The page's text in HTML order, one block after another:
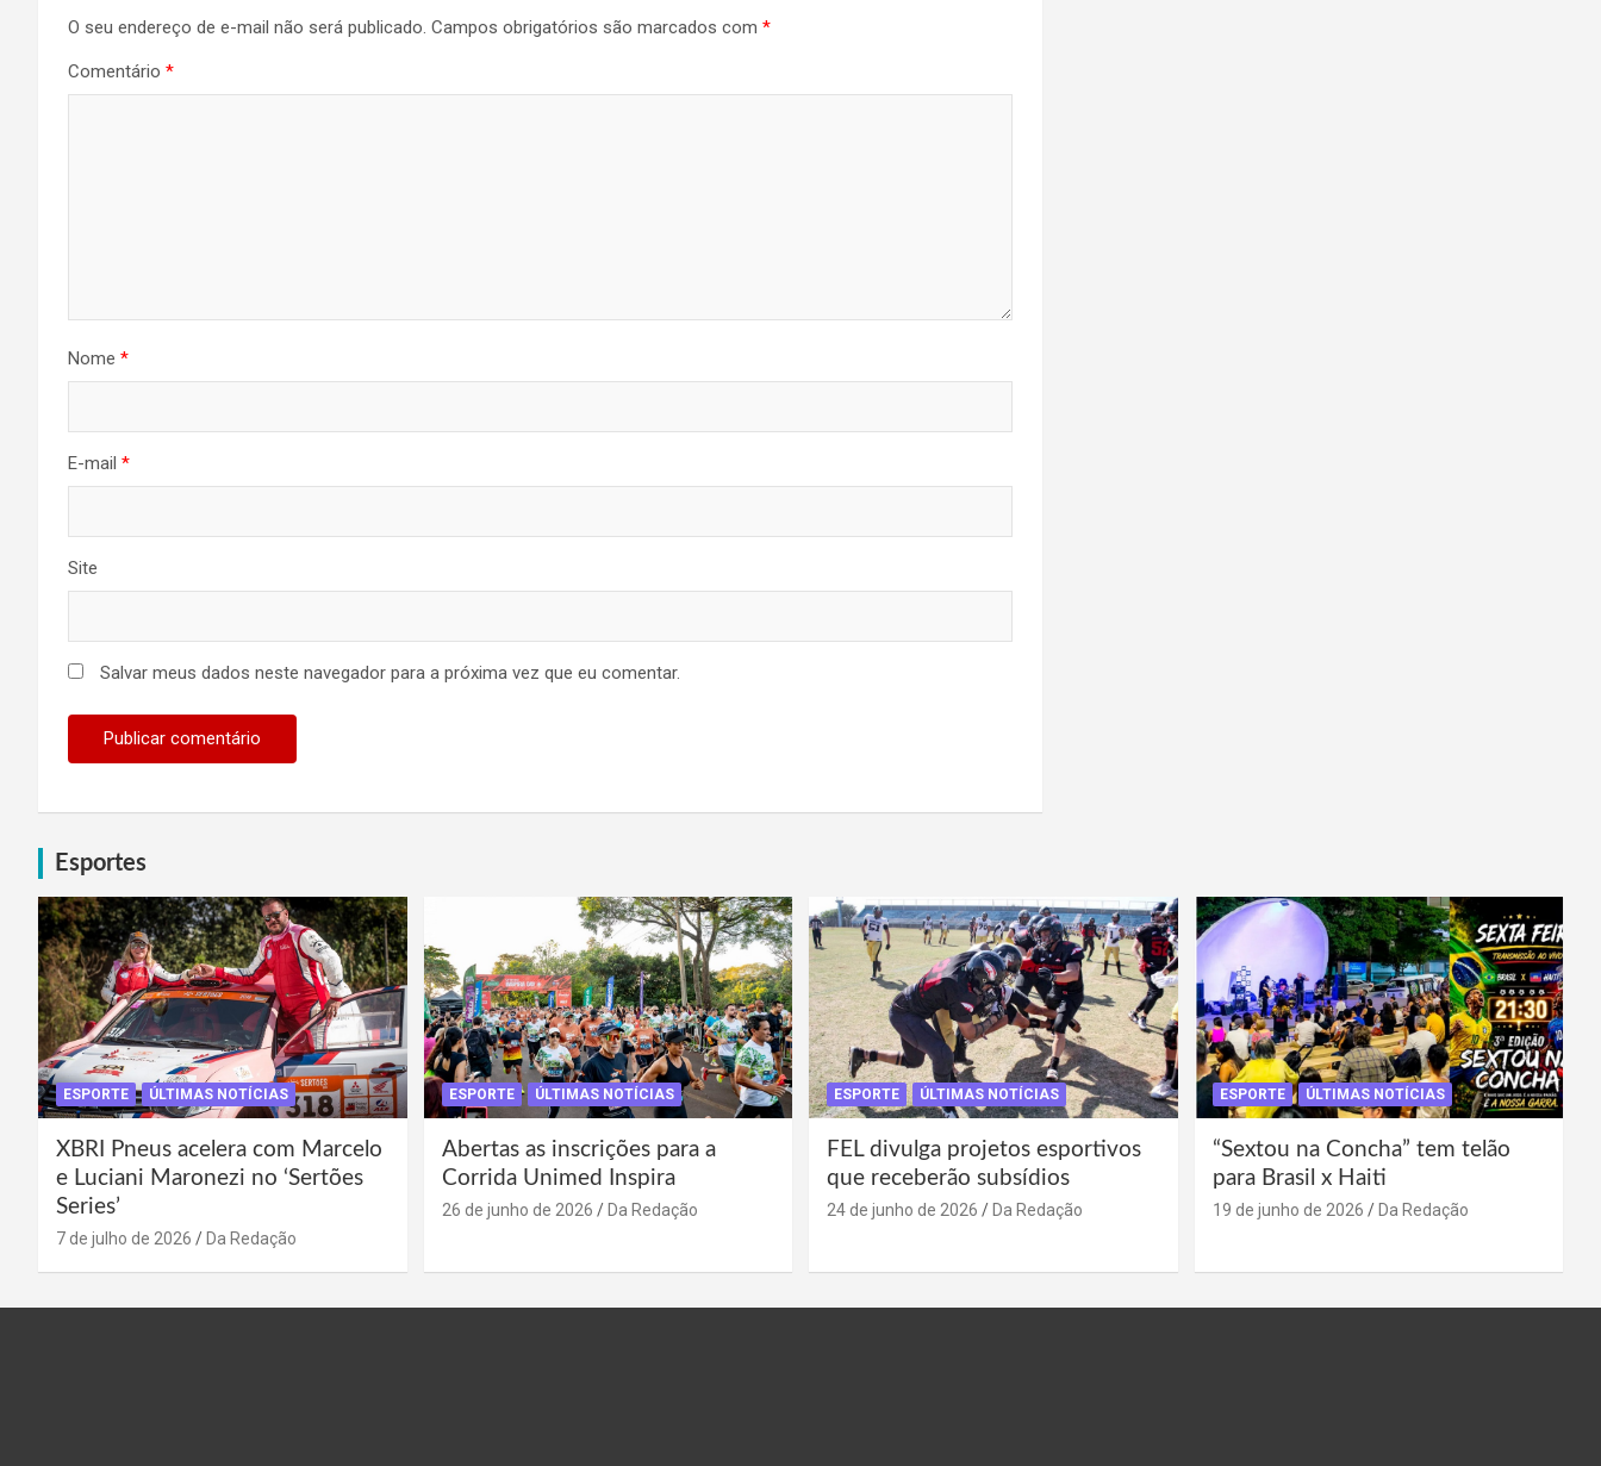
O seu endereço de e-mail não será publicado. Campos obrigatórios são marcados com *
Comentário *
Nome *
E-mail *
Site
Salvar meus dados neste navegador para a próxima vez que eu comentar.
Esportes
ESPORTE ÚLTIMAS NOTÍCIAS
XBRI Pneus acelera com Marcelo
e Luciani Maronezi no ‘Sertões
Series’
7 de julho de 2026 Da Redação
ESPORTE ÚLTIMAS NOTÍCIAS
Abertas as inscrições para a
Corrida Unimed Inspira
26 de junho de 2026 Da Redação
ESPORTE ÚLTIMAS NOTÍCIAS
FEL divulga projetos esportivos
que receberão subsídios
24 de junho de 2026 Da Redação
ESPORTE ÚLTIMAS NOTÍCIAS
“Sextou na Concha” tem telão
para Brasil x Haiti
19 de junho de 2026 Da Redação